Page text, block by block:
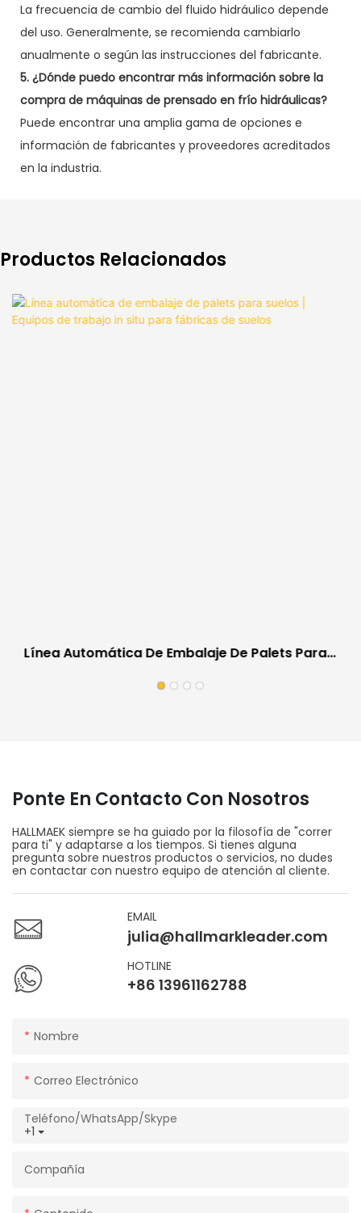
La frecuencia de cambio del fluido hidráulico depende
del uso. Generalmente, se recomienda cambiarlo
anualmente o según las instrucciones del fabricante.
5. ¿Dónde puedo encontrar más información sobre la
compra de máquinas de prensado en frío hidráulicas?
Puede encontrar una amplia gama de opciones e
información de fabricantes y proveedores acreditados
en la industria.
Productos Relacionados
Línea Automática De Embalaje De Palets Para
Ponte En Contacto Con Nosotros
HALLMAEK siempre se ha guiado por la filosofía de "correr
para ti" y adaptarse a los tiempos. Si tienes alguna
pregunta sobre nuestros productos o servicios, no dudes
en contactar con nuestro equipo de atención al cliente.
EMAIL
julia@hallmarkleader.com
HOTLINE
+86 13961162788
Nombre
Correo Electrónico
+1
Teléfono/WhatsApp/Skype
Compañía